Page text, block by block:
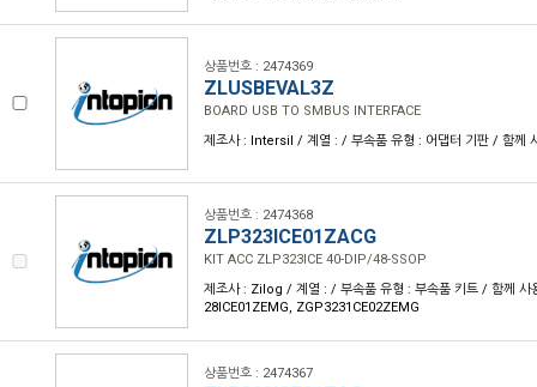
상품번호 : 2474369
ZLUSBEVAL3Z
BOARD USB TO SMBUS INTERFACE
제조사 : Intersil / 계열 : / 부속품 유형 : 어댑터 기판 / 함께
상품번호 : 2474368
ZLP323ICE01ZACG
KIT ACC ZLP323ICE 40-DIP/48-SSOP
제조사 : Zilog / 계열 : / 부속품 유형 : 부속품 키트 / 함께 사
28ICE01ZEMG, ZGP3231CE02ZEMG
상품번호 : 2474367